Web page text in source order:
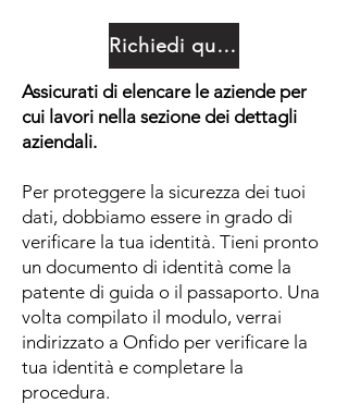
Richiedi qui i tuoi dati
Assicurati di elencare le aziende per
cui lavori nella sezione dei dettagli
aziendali.
Per proteggere la sicurezza dei tuoi
dati, dobbiamo essere in grado di
verificare la tua identità. Tieni pronto
un documento di identità come la
patente di guida o il passaporto. Una
volta compilato il modulo, verrai
indirizzato a Onfido per verificare la
tua identità e completare la
procedura.